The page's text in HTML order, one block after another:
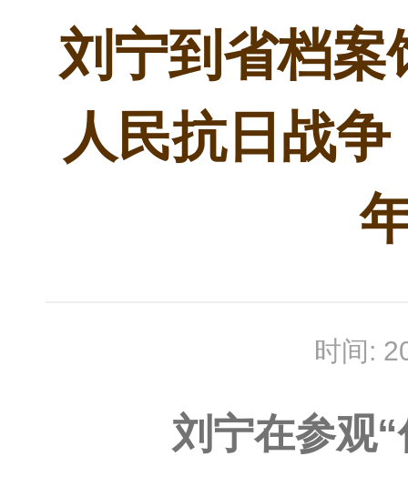
刘宁到省档
人民抗日战
时间:
刘宁在参观